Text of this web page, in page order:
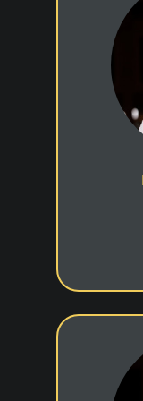
21/12/2007
Cadre